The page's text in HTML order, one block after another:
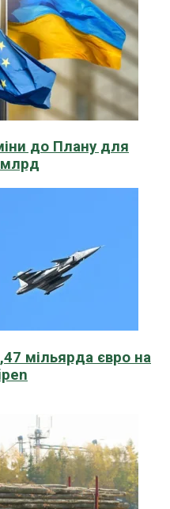
до Плану для
млрд
мільярда євро на